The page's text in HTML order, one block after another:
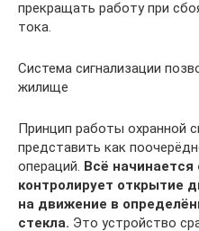
прекращать работу при
тока.
Система сигнализации
жилище
Принцип работы охранной
представить как
операций. Всё начинается
контролирует открытие
на движение в
стекла. Это устройство